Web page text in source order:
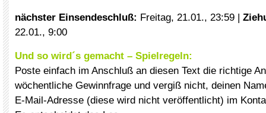
nächster Einsendeschluß: Freitag, 21.01., 23:59 |
22.01., 9:00
Und so wird´s gemacht – Spielregeln:
Poste einfach im Anschluß an diesen Text die richtige
wöchentliche Gewinnfrage und vergiß nicht, deinen
E-Mail-Adresse (diese wird nicht veröffentlicht) im